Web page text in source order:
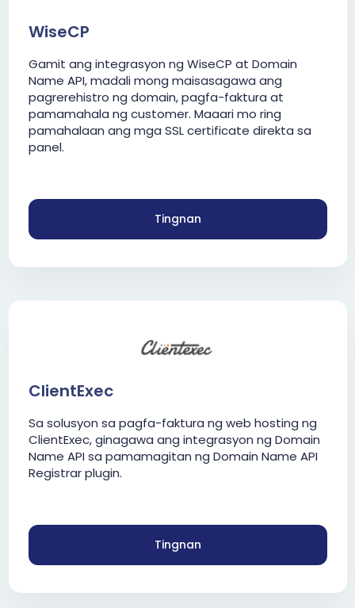
WiseCP
Gamit ang integrasyon ng WiseCP at Domain
Name API, madali mong maisasagawa ang
pagrerehistro ng domain, pagfa-faktura at
pamamahala ng customer. Maaari mo ring
pamahalaan ang mga SSL certificate direkta sa
panel.
Tingnan
ClientExec
Sa solusyon sa pagfa-faktura ng web hosting ng
ClientExec, ginagawa ang integrasyon ng Domain
Name API sa pamamagitan ng Domain Name API
Registrar plugin.
Tingnan